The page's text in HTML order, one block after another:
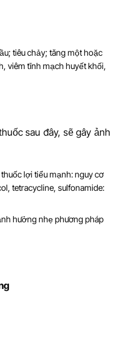
tiêu chảy; tăng một hoặc
viêm tĩnh mạch huyết khối,
sau đây, sẽ gây ảnh
lợi tiểu mạnh: nguy cơ
tetracycline, sulfonamide:
hưởng nhẹ phương pháp